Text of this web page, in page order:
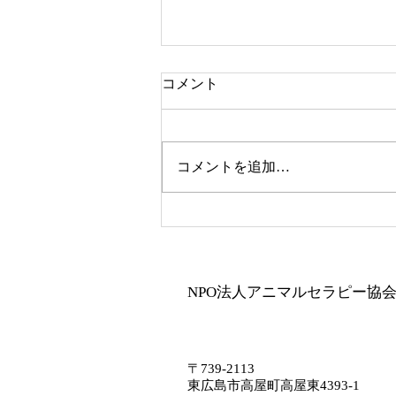
セラピー犬
基本訓練ができていること 1.座
ンタクト これらが安定してでき
る セラピで基本的に教えている
高齢者の方は、足が安定している
わけではないし、もちろん怖い方
基本だと思っています。
コメント
コメントを追加…
NPO法人アニマルセラピー協会
〒739-2113
東広島市高屋町高屋東4393-1